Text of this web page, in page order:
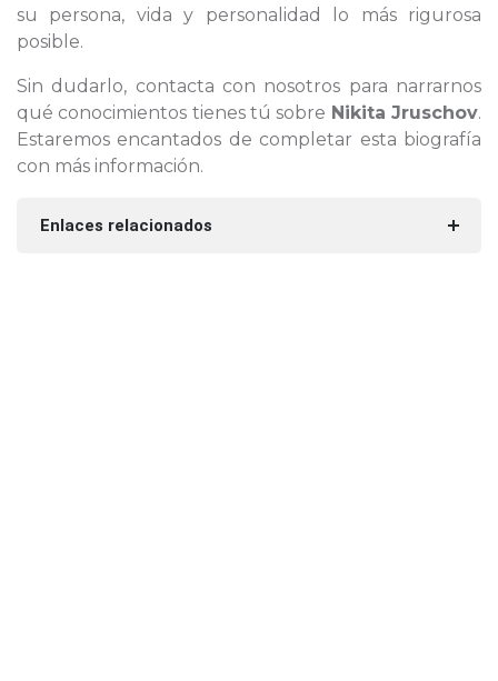
su persona, vida y personalidad lo más rigurosa
posible.
Sin dudarlo, contacta con nosotros para narrarnos
qué conocimientos tienes tú sobre Nikita Jruschov.
Estaremos encantados de completar esta biografía
con más información.
Enlaces relacionados